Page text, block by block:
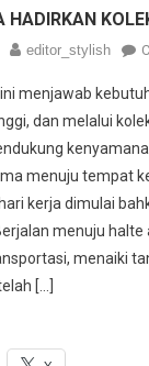
HADIRKAN
editor_stylish
menjawab
dan melalui
menuju tempat
kerja dimulai
menuju halte
menaiki
[…]